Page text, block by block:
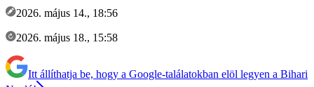
2026. május 14., 18:56
2026. május 18., 15:58
Itt állíthatja be, hogy a Google-találatokban elöl legyen a Bihari